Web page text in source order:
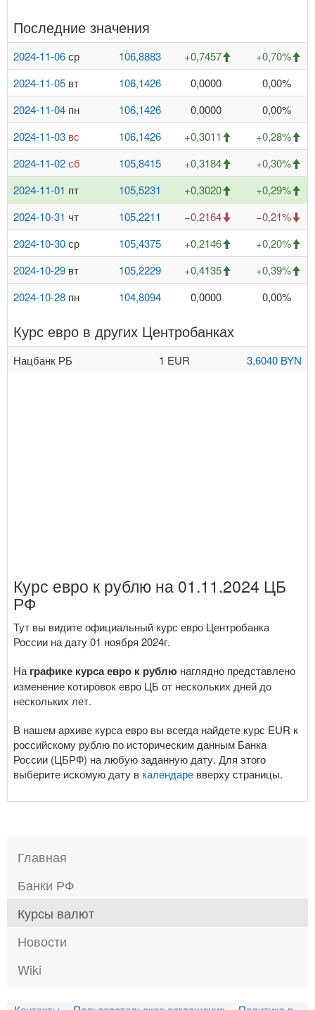
Последние значения
2024-11-06ср 106,8883 +0,7457
+0,70%
2024-11-05 вт 106,1426 0,0000
0,00%
2024-11-04 пн 106,1426 0,0000
0,00%
2024-11-03 вс 106,1426 +0,3011
+0,28%
2024-11-02сб 105,8415 +0,3184
+0,30%
2024-11-01 пт 105,5231 +0,3020
+0,29%
2024-10-31 чт 105,2211 −0,2164
−0,21%
2024-10-30ср 105,4375 +0,2146
+0,20%
2024-10-29 вт 105,2229 +0,4135
+0,39%
2024-10-28 пн 104,8094 0,0000 0,00%
Курс евро в других Центробанках
Нацбанк РБ 1 EUR 3,6040 BYN
Курс евро к рублю на 01.11.2024 ЦБ
РФ
Тут вы видите официальный курс евро Центробанка
России на дату 01 ноября 2024г.
На графике курса евро к рублю наглядно представлено
изменение котировок евро ЦБ от нескольких дней до
нескольких лет.
В нашем архиве курса евро вы всегда найдете курс EUR к
российскому рублю по историческим данным Банка
России (ЦБРФ) на любую заданную дату. Для этого
выберите искомую дату в календаре вверху страницы.
Главная
Банки РФ
Курсы валют
Новости
Wiki